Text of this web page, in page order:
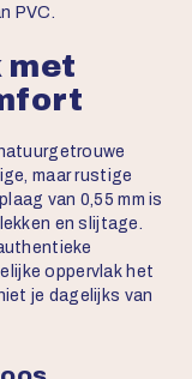
PVC.
maar rustige
van 0,55 mm is
en slijtage.
oppervlak het
je dagelijks van